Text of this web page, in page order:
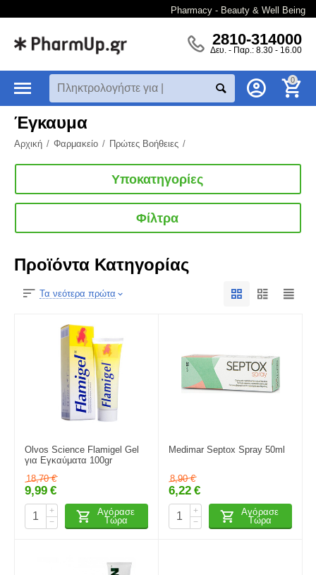
Pharmacy - Beauty & Well Being
2810-314000
Δευ. - Παρ.: 8.30 - 16.00
0
Έγκαυμα
Αρχική / Φαρμακείο / Πρώτες Βοήθειες /
Υποκατηγορίες
Φίλτρα
Προϊόντα Κατηγορίας
Τα νεότερα πρώτα
Olvos Science Flamigel Gel
για Εγκαύματα 100gr
18,70 €
9,99 €
+
−
Αγόρασε
Τώρα
Medimar Septox Spray 50ml
8,90 €
6,22 €
+
−
Αγόρασε
Τώρα